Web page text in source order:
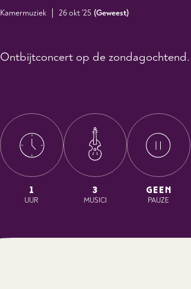
Kamermuziek 26 okt '25 (Geweest)
Ontbijtconcert op de zondagochtend.
1
UUR
3
MUSICI
GEEN
PAUZE